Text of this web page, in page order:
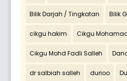
Bilik Darjah / Tingkatan Bilik
cikgu hakim Cikgu
Cikgu Mohd Fadli Salleh
dr salbiah salleh durioo